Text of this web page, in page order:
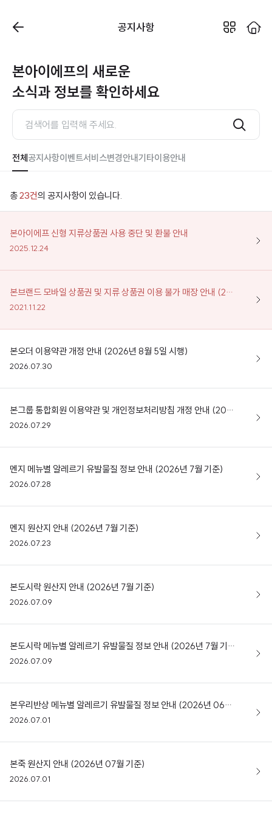
공지사항
본아이에프의 새로운
소식과 정보를 확인하세요
전체공지사항이벤트서비스변경안내기타이용안내
총23건의 공지사항이 있습니다.
본아이에프 신형 지류상품권 사용 중단 및 환불 안내
2025.12.24
본브랜드 모바일 상품권 및 지류 상품권 이용 불가 매장 안내 (2025년 04월 기준)
2021.11.22
본오더 이용약관 개정 안내 (2026년 8월 5일 시행)
2026.07.30
본그룹 통합회원 이용약관 및 개인정보처리방침 개정 안내 (2026년 8월 5일 시행)
2026.07.29
멘지 메뉴별 알레르기 유발물질 정보 안내 (2026년 7월 기준)
2026.07.28
멘지 원산지 안내 (2026년 7월 기준)
2026.07.23
본도시락 원산지 안내 (2026년 7월 기준)
2026.07.09
본도시락 메뉴별 알레르기 유발물질 정보 안내 (2026년 7월 기준)
2026.07.09
본우리반상 메뉴별 알레르기 유발물질 정보 안내 (2026년 06월 기준)
2026.07.01
본죽 원산지 안내 (2026년 07월 기준)
2026.07.01